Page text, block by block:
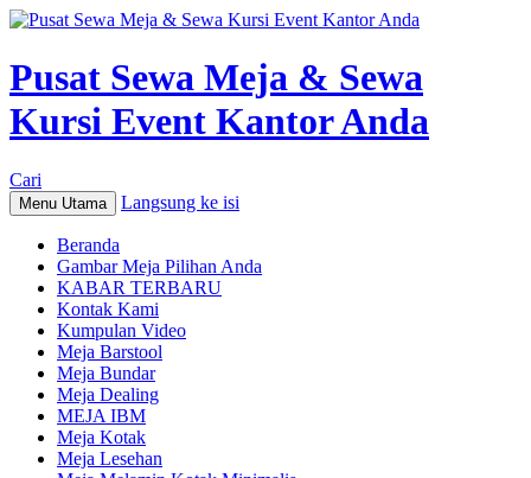
Pusat Sewa Meja & Sewa
Kursi Event Kantor Anda
Cari
Menu Utama Langsung ke isi
Beranda
Gambar Meja Pilihan Anda
KABAR TERBARU
Kontak Kami
Kumpulan Video
Meja Barstool
Meja Bundar
Meja Dealing
MEJA IBM
Meja Kotak
Meja Lesehan